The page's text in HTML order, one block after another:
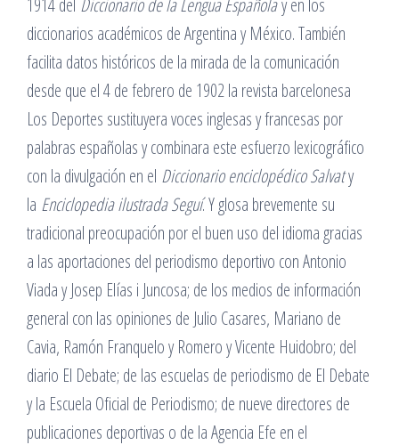
diccionarios académicos de Argentina y México. También
facilita datos históricos de la mirada de la comunicación
desde que el 4 de febrero de 1902 la revista barcelonesa
Los Deportes sustituyera voces inglesas y francesas por
palabras españolas y combinara este esfuerzo lexicográfico
con la divulgación en el Diccionario enciclopédico Salvaty
la Enciclopedia ilustrada Seguí. Y glosa brevemente su
tradicional preocupación por el buen uso del idioma gracias
a las aportaciones del periodismo deportivo con Antonio
Viada y Josep Elías i Juncosa; de los medios de información
general con las opiniones de Julio Casares, Mariano de
Cavia, Ramón Franquelo y Romero y Vicente Huidobro; del
diario El Debate; de las escuelas de periodismo de El Debate
y la Escuela Oficial de Periodismo; de nueve directores de
publicaciones deportivas o de la Agencia Efe en el